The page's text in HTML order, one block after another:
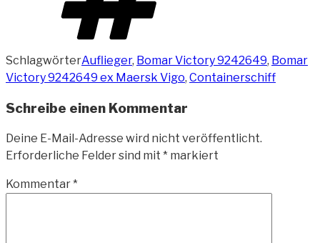
SchlagwörterAuflieger, Bomar Victory 9242649, Bomar
Victory 9242649 ex Maersk Vigo, Containerschiff
Schreibe einen Kommentar
Deine E-Mail-Adresse wird nicht veröffentlicht.
Erforderliche Felder sind mit * markiert
Kommentar*